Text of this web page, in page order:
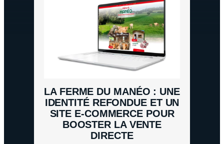
LA FERME DU MANÉO : UNE
IDENTITÉ REFONDUE ET UN
SITE E-COMMERCE POUR
BOOSTER LA VENTE
DIRECTE